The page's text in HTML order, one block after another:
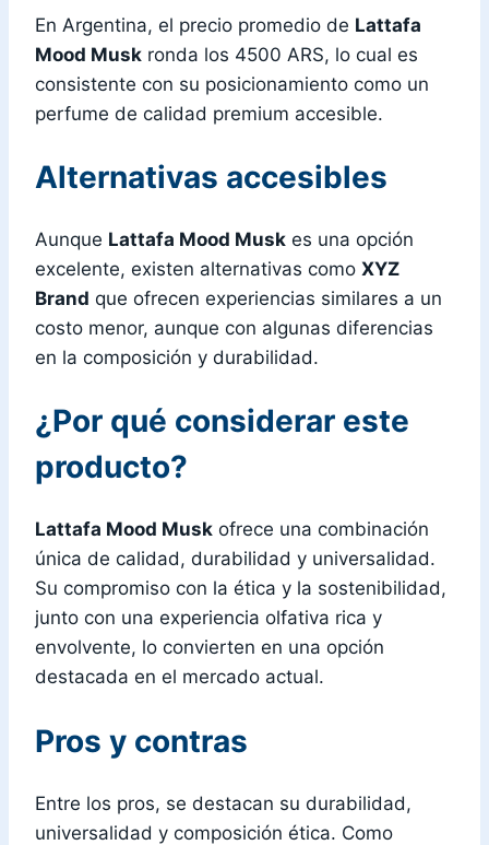
En Argentina, el precio promedio de Lattafa
Mood Musk ronda los 4500 ARS, lo cual es
consistente con su posicionamiento como un
perfume de calidad premium accesible.
Alternativas accesibles
Aunque Lattafa Mood Musk es una opción
excelente, existen alternativas como XYZ
Brand que ofrecen experiencias similares a un
costo menor, aunque con algunas diferencias
en la composición y durabilidad.
¿Por qué considerar este
producto?
Lattafa Mood Musk ofrece una combinación
única de calidad, durabilidad y universalidad.
Su compromiso con la ética y la sostenibilidad,
junto con una experiencia olfativa rica y
envolvente, lo convierten en una opción
destacada en el mercado actual.
Pros y contras
Entre los pros, se destacan su durabilidad,
universalidad y composición ética. Como